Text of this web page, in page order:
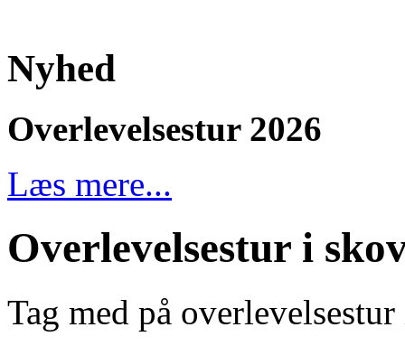
Nyhed
Overlevelsestur 2026
Læs mere...
Overlevelsestur i
Tag med på